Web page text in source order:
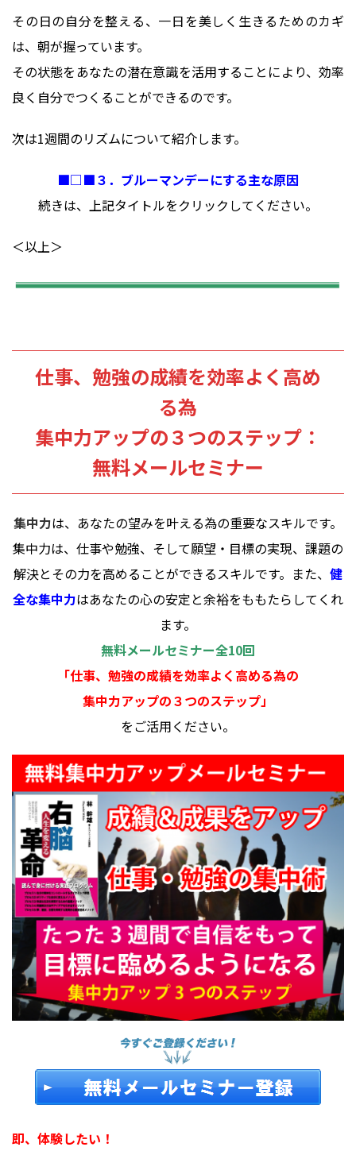
その日の自分を整える、一日を美しく生きるためのカギ
は、朝が握っています。
その状態をあなたの潜在意識を活用することにより、効率
良く自分でつくることができるのです。
次は1週間のリズムについて紹介します。
■□■３．ブルーマンデーにする主な原因
続きは、上記タイトルをクリックしてください。
＜以上＞
仕事、勉強の成績を効率よく高め
る為
集中力アップの３つのステップ：
無料メールセミナー
集中力は、あなたの望みを叶える為の重要なスキルです。
集中力は、仕事や勉強、そして願望・目標の実現、課題の
解決とその力を高めることができるスキルです。また、 健
全な集中力はあなたの心の安定と余裕をももたらしてくれ
ます。
無料メールセミナー全10回
「仕事、勉強の成績を効率よく高める為の
集中力アップの３つのステップ」
をご活用ください。
即、体験したい！